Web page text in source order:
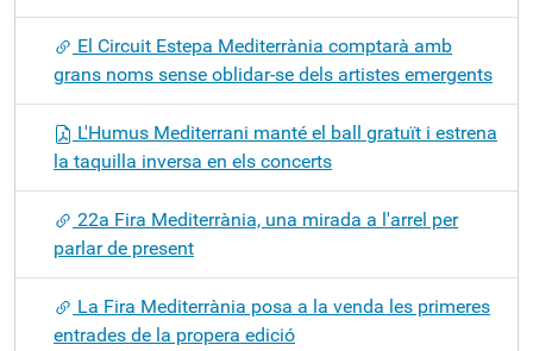
El Circuit Estepa Mediterrània comptarà amb
grans noms sense oblidar-se dels artistes emergents
L'Humus Mediterrani manté el ball gratuït i estrena
la taquilla inversa en els concerts
22a Fira Mediterrània, una mirada a l'arrel per
parlar de present
La Fira Mediterrània posa a la venda les primeres
entrades de la propera edició